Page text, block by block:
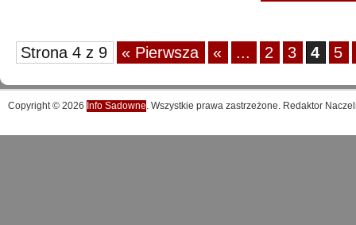
Strona 4 z 9 « Pierwsza « ... 2 3 4 5
Copyright © 2026 Info Sadowne. Wszystkie prawa zastrzeżone. Redaktor